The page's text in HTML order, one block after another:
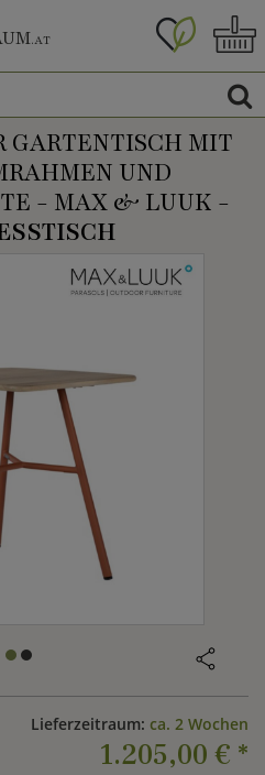
.AT
GARTENTISCH MIT
UND
- MAX & LUUK -
Lieferzeitraum: ca. 2 Wochen
1.205,00 € *